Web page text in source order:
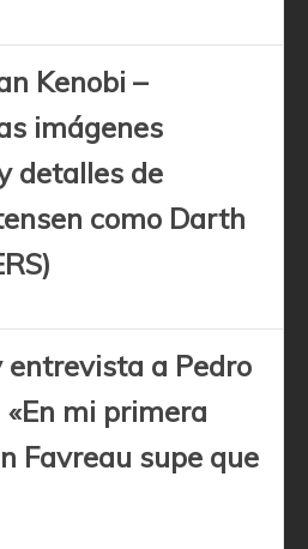
Kenobi –
imágenes
detalles de
como Darth
a Pedro
«En mi primera
Favreau supe que